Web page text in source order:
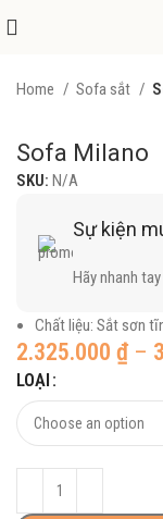
Home Sofa sắt
Sofa Milano
SKU:N/A
Sự kiện
Hãy nhanh
Chất liệu: Sắt sơn
2.325.000₫–
LOẠI